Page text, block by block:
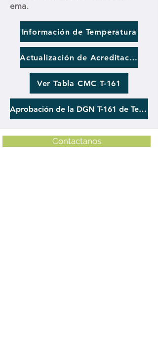
ema.
Información de Temperatura
Actualización de Acreditación
Ver Tabla CMC T-161
Aprobación de la DGN T-161 de Temperatura
Contactanos